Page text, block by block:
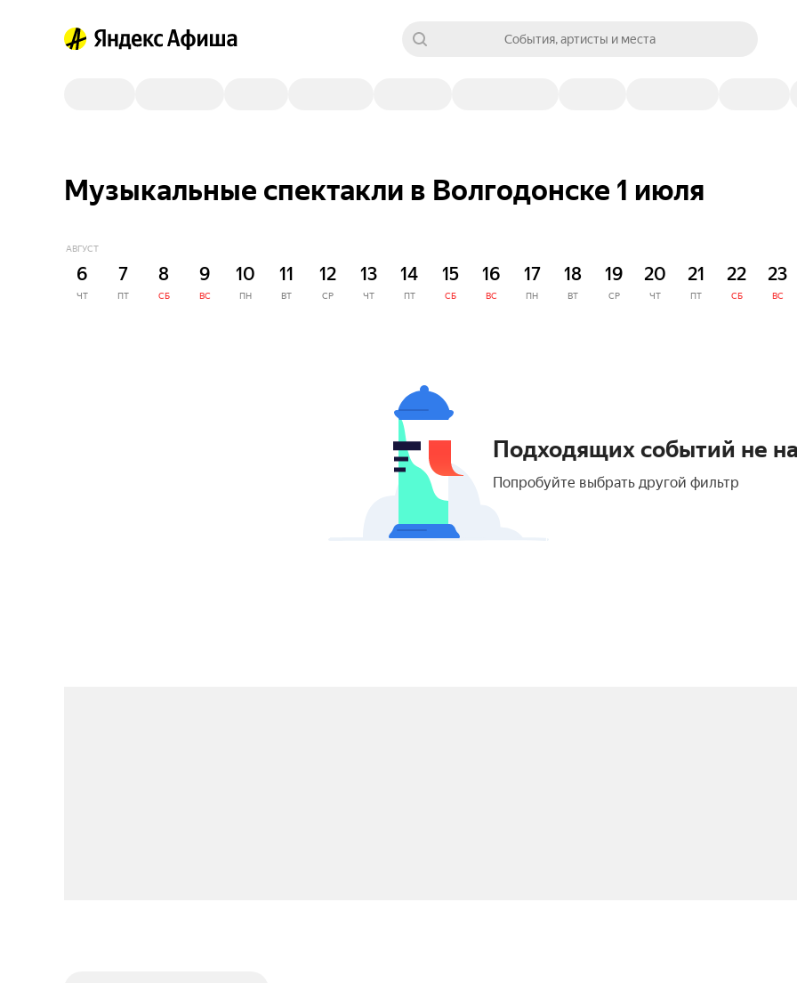
События, артисты и места
Музыкальные спектакли в Волгодонске 1 июля
АВГУСТ
6
ЧТ
7
ПТ
8
СБ
9
ВС
10
ПН
11
ВТ
12
СР
13
ЧТ
14
ПТ
15
СБ
16
ВС
17
ПН
18
ВТ
19
СР
20
ЧТ
21
ПТ
22
СБ
23
ВС
Подходящих событий не
Попробуйте выбрать другой фильтр